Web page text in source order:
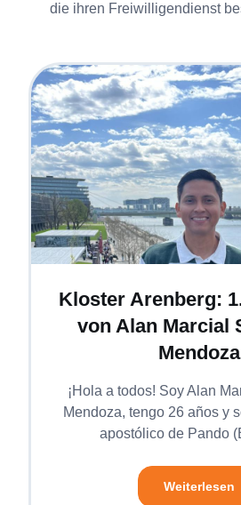
die ihren Freiwilligendienst
Kloster Arenberg:
von Alan Marcial
Mendoza
¡Hola a todos! Soy Alan
Mendoza, tengo 26 años y
apostólico de Pando
Weiterlesen